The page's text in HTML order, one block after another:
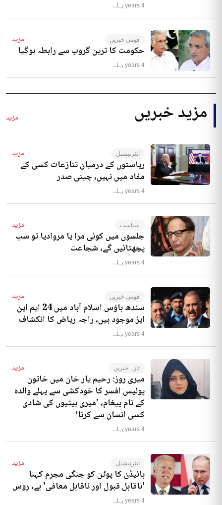
4 years پہلے
قومی خبریں مزید
حکومت کا ترین گروپ سے رابطہ ہوگیا
4 years پہلے
مزید خبریں مزید
انٹرنیشنل مزید
ریاستوں کے درمیان تنازعات کسی کے
مفاد میں نہیں، چینی صدر
4 years پہلے
سیاست مزید
جلسوں میں کوئی مرا یا مروادیا تو سب
پچھتائیں گے، شجاعت
4 years پہلے
قومی خبریں مزید
سندھ ہاؤس اسلام آباد میں 24 ایم این
ایز موجود ہیں، راجہ ریاض کا انکشاف
4 years پہلے
تازہ خبریں مزید
میری روز: رحیم یار خان میں خاتون
پولیس افسر کا خودکشی سے پہلے والدہ
کے نام پیغام، ’میری بیٹیوں کی شادی
کسی انسان سے کرنا‘
4 years پہلے
انٹرنیشنل مزید
بائیڈن کا پوٹن کو جنگی مجرم کہنا
'ناقابل قبول اور ناقابل معافی' ہے، روس
4 years پہلے